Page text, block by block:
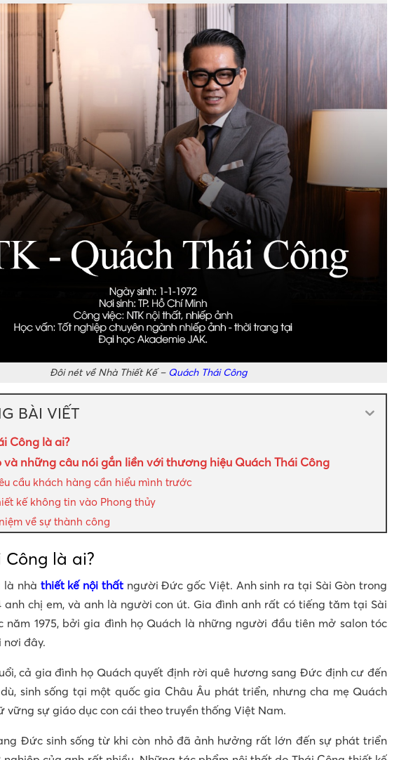
Đôi nét về Nhà Thiết Kế –Quách Thái Công
BÀI VIẾT
Công là ai?
và những câu nói gắn liền với thương hiệu Quách Thái Công
cầu khách hàng cần hiểu mình trước
kế không tin vào Phong thủy
về sự thành công
là ai?
là nhà thiết kế nội thấtngười Đức gốc Việt. Anh sinh ra tại Sài Gòn trong
anh chị em, và anh là người con út. Gia đình anh rất có tiếng tăm tại Sài
năm 1975, bởi gia đình họ Quách là những người đầu tiên mở salon tóc
nơi đây.
cả gia đình họ Quách quyết định rời quê hương sang Đức định cư đến
sinh sống tại một quốc gia Châu Âu phát triển, nhưng cha mẹ Quách
vững sự giáo dục con cái theo truyền thống Việt Nam.
Đức sinh sống từ khi còn nhỏ đã ảnh hưởng rất lớn đến sự phát triển